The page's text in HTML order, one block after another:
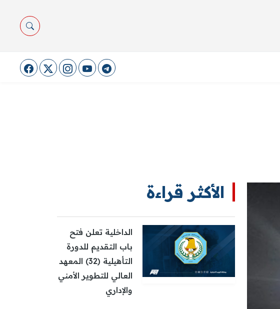
الأكثر قراءة
الداخلية تعلن فتح
باب التقديم للدورة
التأهيلية (32) المعهد
العالي للتطوير الأمني
والإداري